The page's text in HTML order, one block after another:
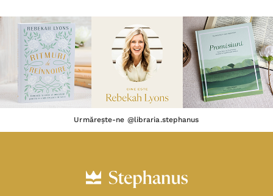
Urmărește-ne @libraria.stephanus